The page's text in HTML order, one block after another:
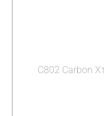
C802 Carbon